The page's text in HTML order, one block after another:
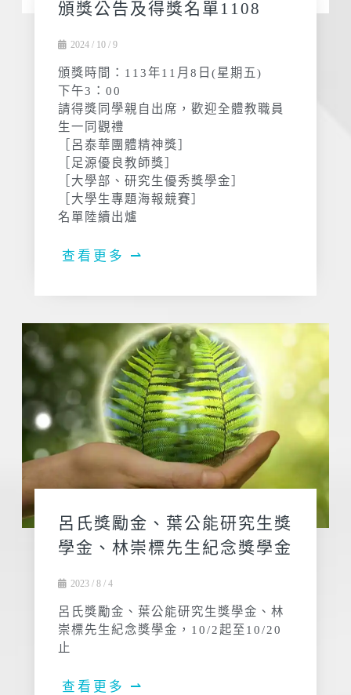
頒獎公告及得獎名單1108
2024 / 10 / 9
頒獎時間：113年11月8日(星期五)
下午3：00
請得獎同學親自出席，歡迎全體教職員
生一同觀禮
［呂泰華團體精神獎］
［足源優良教師獎］
［大學部、研究生優秀獎學金］
［大學生專題海報競賽］
名單陸續出爐
查看更多 ⇀
呂氏獎勵金、葉公能研究生獎
學金、林崇標先生紀念獎學金
2023 / 8 / 4
呂氏獎勵金、葉公能研究生獎學金、林
崇標先生紀念獎學金，10/2起至10/20
止
查看更多 ⇀